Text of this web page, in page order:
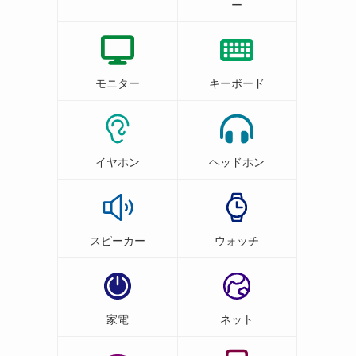
ー
モニター キーボード
イヤホン ヘッドホン
スピーカー ウォッチ
家電 ネット